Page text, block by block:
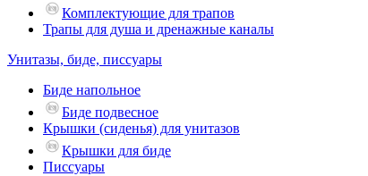
Комплектующие для трапов
Трапы для душа и дренажные каналы
Унитазы, биде, писсуары
Биде напольное
Биде подвесное
Крышки (сиденья) для унитазов
Крышки для биде
Писсуары